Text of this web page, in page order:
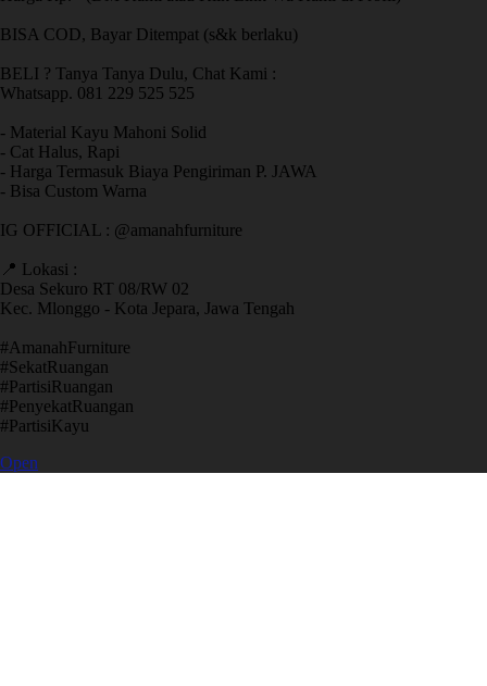
BISA COD, Bayar Ditempat (s&k berlaku)
BELI ? Tanya Tanya Dulu, Chat Kami :
Whatsapp. 081 229 525 525
- Material Kayu Mahoni Solid
- Cat Halus, Rapi
- Harga Termasuk Biaya Pengiriman P. JAWA
- Bisa Custom Warna
IG OFFICIAL : @amanahfurniture
📍 Lokasi :
Desa Sekuro RT 08/RW 02
Kec. Mlonggo - Kota Jepara, Jawa Tengah
​#AmanahFurniture
​#SekatRuangan
​#PartisiRuangan
​#PenyekatRuangan
​#PartisiKayu
Open